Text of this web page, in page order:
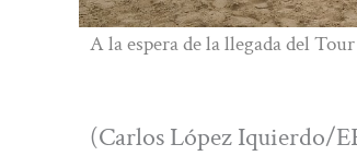
A la espera de la llegada del
(Carlos López Iquierdo/